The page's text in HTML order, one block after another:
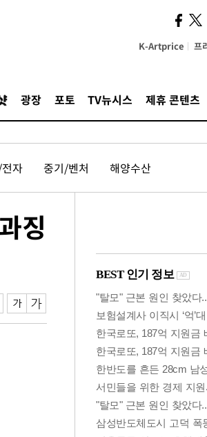
K-Artprice 프
광장 포토 TV뉴시스 제휴 콘텐츠
자 중기/벤처 해양수산
징
사
깨